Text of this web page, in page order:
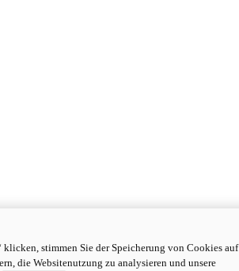
stimmen Sie der Speicherung von Cookies
die Websitenutzung zu analysieren und unsere